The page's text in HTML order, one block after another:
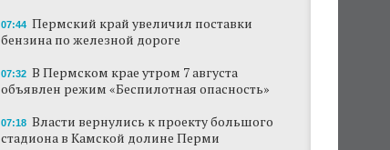
07:44 Пермский край увеличил поставки
бензина по железной дороге
07:32 В Пермском крае утром 7 августа
объявлен режим «Беспилотная опасность»
07:18 Власти вернулись к проекту большого
стадиона в Камской долине Перми